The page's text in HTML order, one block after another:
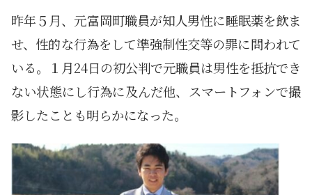
昨年５月、元富岡町職員が知人男性に睡眠薬を飲ま
せ、性的な行為をして準強制性交等の罪に問われて
いる。１月24日の初公判で元職員は男性を抵抗でき
ない状態にし行為に及んだ他、スマートフォンで撮
影したことも明らかになった。